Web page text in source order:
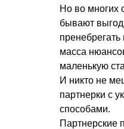
Но во многих
бывают
пренебрегать
масса
маленькую
И никто не
партнерки с
способами.
Партнерские